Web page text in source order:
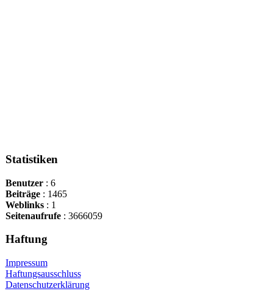
Statistiken
Benutzer: 6
Beiträge: 1465
Weblinks: 1
Seitenaufrufe: 3666059
Haftung
Impressum
Haftungsausschluss
Datenschutzerklärung